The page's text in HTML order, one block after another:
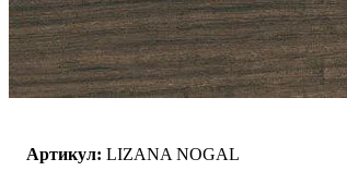
Артикул: LIZANA NOGAL